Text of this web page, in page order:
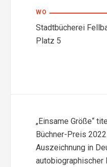
WO
Stadtbücherei
Platz 5
„Einsame Größe“
Büchner-Preis
Auszeichnung in
autobiographischer